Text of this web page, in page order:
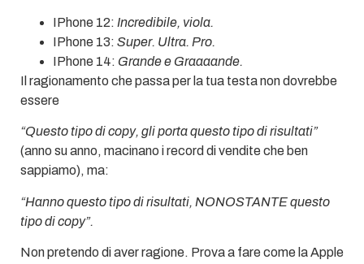
IPhone 12: Incredibile, viola.
IPhone 13: Super. Ultra. Pro.
IPhone 14: Grande e Graaaande.
Il ragionamento che passa per la tua testa non dovrebbe
essere
“Questo tipo di copy, gli porta questo tipo di risultati”
(anno su anno, macinano i record di vendite che ben
sappiamo), ma:
“Hanno questo tipo di risultati, NONOSTANTE questo
tipo di copy”.
Non pretendo di aver ragione. Prova a fare come la Apple